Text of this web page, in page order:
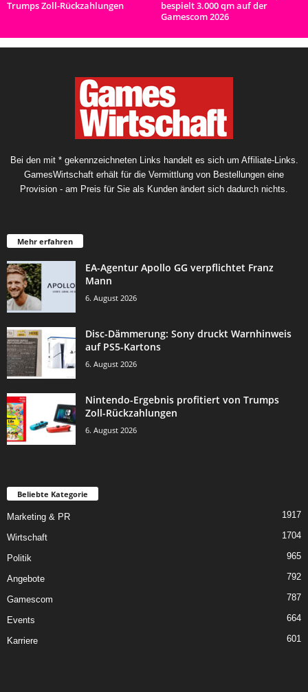
Trumps Zoll-Rückzahlungen
bespielt 3.000 qm auf der
Gamescom 2026
Bei den mit * gekennzeichneten Links handelt es sich um Affiliate-Links.
GamesWirtschaft erhält für die Vermittlung von Bestellungen eine
Provision - am Preis für Sie als Kunden ändert sich dadurch nichts.
Mehr erfahren
EA-Agentur Apollo GG verpflichtet Franz
Mann
6. August 2026
Disc-Dämmerung: Sony druckt Warnhinweis
auf PS5-Kartons
6. August 2026
Nintendo-Ergebnis profitiert von Trumps
Zoll-Rückzahlungen
6. August 2026
Beliebte Kategorie
Marketing & PR 1917
Wirtschaft 1704
Politik 965
Angebote 792
Gamescom 787
Events 664
Karriere 601